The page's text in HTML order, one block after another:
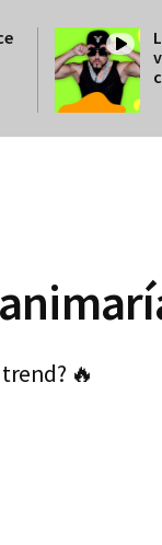
🔥